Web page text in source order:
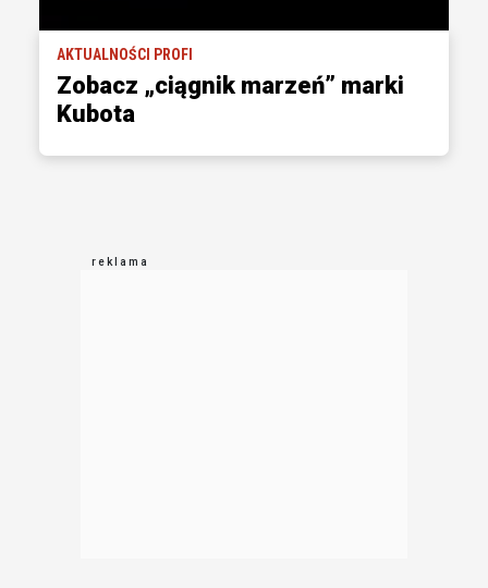
AKTUALNOŚCI PROFI
Zobacz „ciągnik marzeń” marki
Kubota